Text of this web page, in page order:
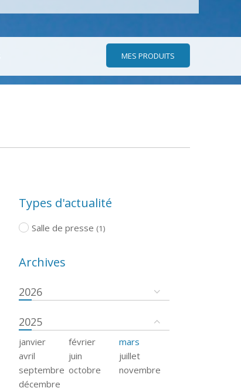
MES PRODUITS
Types d'actualité
Salle de presse (1)
Archives
2026
2025
janvier février
mars
avril
juin
juillet
septembre octobre
novembre
décembre